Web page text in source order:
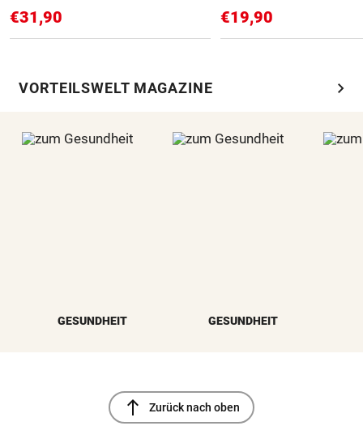
€31,90 €19,90
VORTEILSWELT MAGAZINE chevron_right
GESUNDHEIT GESUNDHEIT
north Zurück nach oben